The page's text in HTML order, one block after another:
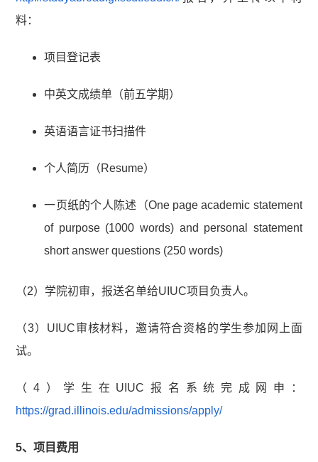
料：
项目登记表
中英文成绩单（前五学期）
英语语言证书扫描件
个人简历（Resume）
一页纸的个人陈述（One page academic statement
of purpose (1000 words) and personal statement
short answer questions (250 words)
（2）学院初审，报送名单给UIUC项目负责人。
（3）UIUC审核材料，邀请符合资格的学生参加网上面
试。
（4）学生在UIUC报名系统完成网申：
https://grad.illinois.edu/admissions/apply/
5、项目费用